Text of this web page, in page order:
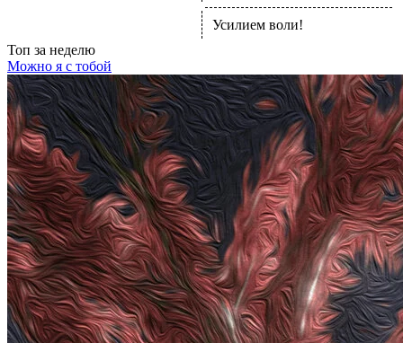
Усилием воли!
Топ за неделю
Можно я с тобой